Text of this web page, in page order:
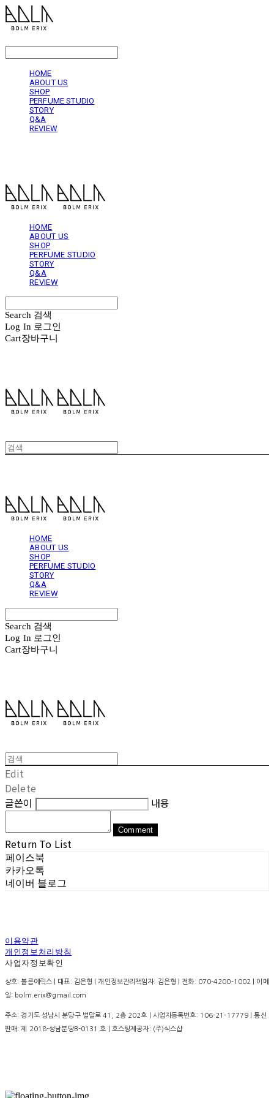
HOME
ABOUT US
SHOP
PERFUME STUDIO
STORY
Q&A
REVIEW
HOME
ABOUT US
SHOP
PERFUME STUDIO
STORY
Q&A
REVIEW
Search 검색
Log In 로그인
Cart장바구니
HOME
ABOUT US
SHOP
PERFUME STUDIO
STORY
Q&A
REVIEW
Search 검색
Log In 로그인
Cart장바구니
Edit
Delete
글쓴이
내용
Comment
Return To List
페이스북
카카오톡
네이버 블로그
이용약관
개인정보처리방침
사업자정보확인
상호: 볼름에릭스 | 대표: 김은형 | 개인정보관리책임자: 김은형 | 전화: 070-4200-1002 | 이메
일: bolm.erix@gmail.com
주소: 경기도 성남시 분당구 벌말로 41, 2층 202호 | 사업자등록번호: 106-21-17779 | 통신
판매:제 2018-성남분당B-0131 호 | 호스팅제공자: (주)식스샵